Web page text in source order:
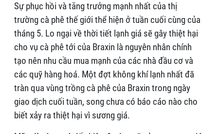
Sự phục hồi và tăng trưởng mạnh nhất của thị
trường cà phê thế giới thể hiện ở tuần cuối cùng của
tháng 5. Lo ngại về thời tiết lạnh giá sẽ gây thiệt hại
cho vụ cà phê tới của Braxin là nguyên nhân chính
tạo nên nhu cầu mua mạnh của các nhà đầu cơ và
các quỹ hàng hoá. Một đợt không khí lạnh nhất đã
tràn qua vùng trồng cà phê của Braxin trong ngày
giao dịch cuối tuần, song chưa có báo cáo nào cho
biết xảy ra thiệt hại vì sương giá.